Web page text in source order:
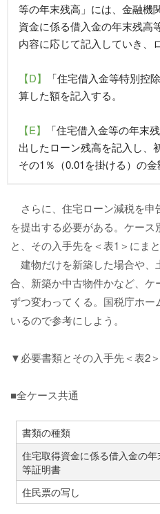
等の年末残高」には、金融機
資金に係る借入金の年末残高
内容に応じて記入していき、
【D】
「住宅借入金等特別控
算した額を記入する。
【E】
「住宅借入金等の年末
出したローン残高を記入し、
その1％（0.01を掛ける）の金
さらに、住宅ローン減税を申
を提出する必要がある。ケー
と、その入手先を＜表1＞にまと
建物だけを新築した場合や、
合、新築か中古物件かなど、
ずつ変わってくる。国税庁ホ
いるので参考にしよう。
▼必要書類とその入手先＜表2＞
■全ケース共通
書類の種類
住宅取得資金に係る借入金の年
等証明書
住民票の写し